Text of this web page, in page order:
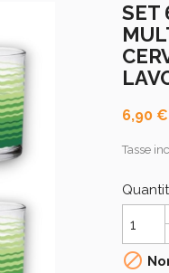
SET
6,90 €
Tasse
